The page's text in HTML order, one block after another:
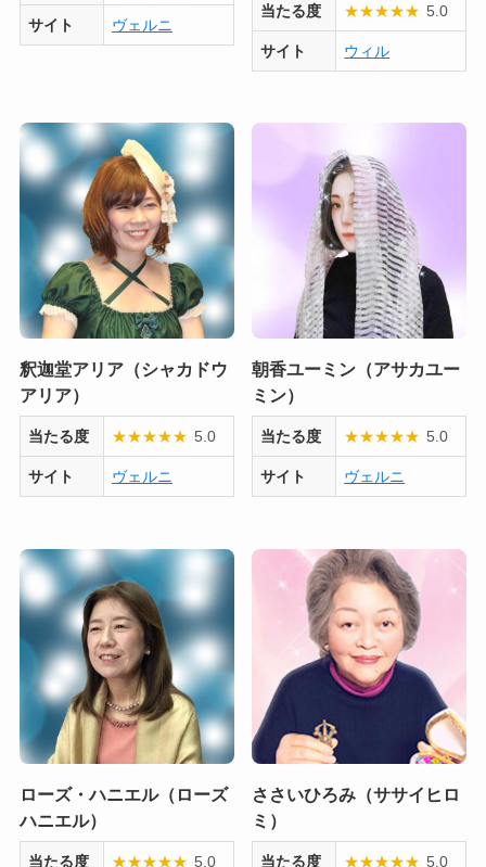
サイト ヴェルニ
当たる度 ★★★★★ 5.0
サイト ウィル
釈迦堂アリア（シャカドウ
アリア）
当たる度 ★★★★★ 5.0
サイト ヴェルニ
朝香ユーミン（アサカユー
ミン）
当たる度 ★★★★★ 5.0
サイト ヴェルニ
ローズ・ハニエル（ローズ
ハニエル）
当たる度 ★★★★★ 5.0
ささいひろみ（ササイヒロ
ミ）
当たる度 ★★★★★ 5.0